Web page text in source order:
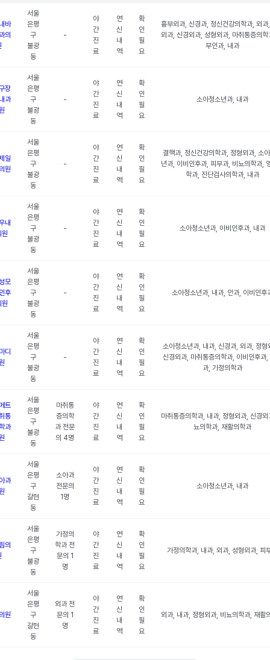
바
의
서울
은평
구
불광
동
-
야
간
진
료
연
신
내
역
확
인
필
요
흉부외과, 신경과, 정신건강의학과, 외과
외과, 신경외과, 성형외과, 마취통증의학
부인과, 내과
장
과
서울
은평
구
불광
동
-
야
간
진
료
연
신
내
역
확
인
필
요
소아청소년과, 내과
일
원
서울
은평
구
불광
동
-
야
간
진
료
연
신
내
역
확
인
필
요
결핵과, 정신건강의학과, 정형외과, 소
년과, 이비인후과, 피부과, 비뇨의학과,
학과, 진단검사의학과, 내과
내
원
서울
은평
구
불광
동
-
야
간
진
료
연
신
내
역
확
인
필
요
소아청소년과, 이비인후과, 내과
모
후
원
서울
은평
구
불광
동
-
야
간
진
료
연
신
내
역
확
인
필
요
소아청소년과, 내과, 안과, 이비인후
디
서울
은평
구
불광
동
-
야
간
진
료
연
신
내
역
확
인
필
요
소아청소년과, 내과, 신경과, 외과, 정형
신경외과, 마취통증의학과, 이비인후과,
과, 가정의학과
트
통
과
서울
은평
구
불광
동
마취통
증의학
과 전문
의 4명
야
간
진
료
연
신
내
역
확
인
필
요
마취통증의학과, 내과, 정형외과, 신경외
뇨의학과, 재활의학과
과
서울
은평
구
갈현
동
소아과
전문의
1명
야
간
진
료
연
신
내
역
확
인
필
요
소아청소년과, 내과
의
서울
은평
구
불광
동
가정의
학과 전
문의 1
명
야
간
진
료
연
신
내
역
확
인
필
요
가정의학과, 내과, 외과, 성형외과, 피
원
서울
은평
구
갈현
동
외과 전
문의 1
명
야
간
진
료
연
신
내
역
확
인
필
요
외과, 내과, 정형외과, 비뇨의학과, 재활